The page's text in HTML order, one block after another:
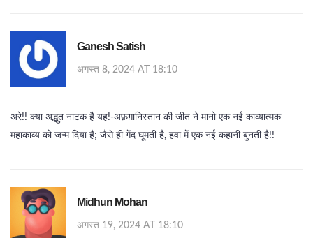
Ganesh Satish
अगस्त 8, 2024 AT 18:10
अरे!! क्या अद्भुत नाटक है यह!-अफ़ग़ानिस्तान की जीत ने मानो एक नई काव्यात्मक
महाकाव्य को जन्म दिया है; जैसे ही गेंद घूमती है, हवा में एक नई कहानी बुनती है!!
Midhun Mohan
अगस्त 19, 2024 AT 18:10